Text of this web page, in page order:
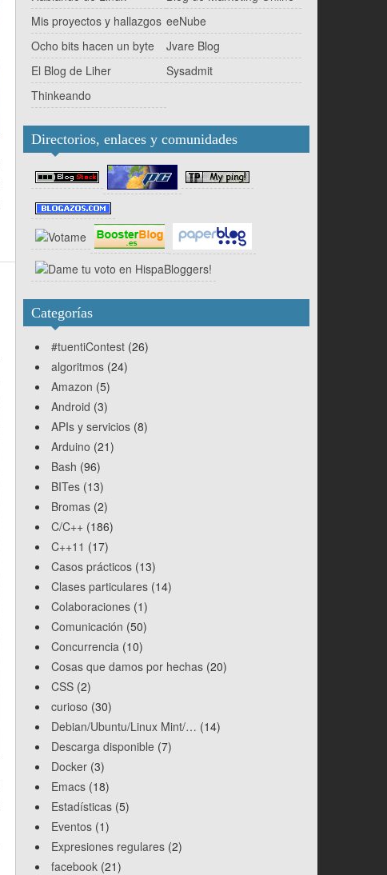
Mis proyectos y hallazgos eeNube
Ocho bits hacen un byte
Jvare Blog
El Blog de Liher
Sysadmit
Thinkeando
Directorios, enlaces y comunidades
Categorías
#tuentiContest (26)
algoritmos (24)
Amazon (5)
Android (3)
APIs y servicios (8)
Arduino (21)
Bash (96)
BITes (13)
Bromas (2)
C/C++ (186)
C++11 (17)
Casos prácticos (13)
Clases particulares (14)
Colaboraciones (1)
Comunicación (50)
Concurrencia (10)
Cosas que damos por hechas (20)
CSS (2)
curioso (30)
Debian/Ubuntu/Linux Mint/… (14)
Descarga disponible (7)
Docker (3)
Emacs (18)
Estadísticas (5)
Eventos (1)
Expresiones regulares (2)
facebook (21)